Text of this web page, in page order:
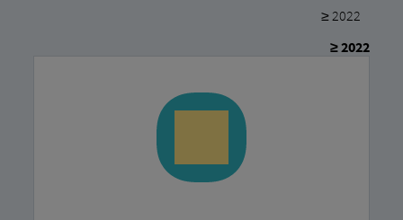
≥ 2022
≥ 2022